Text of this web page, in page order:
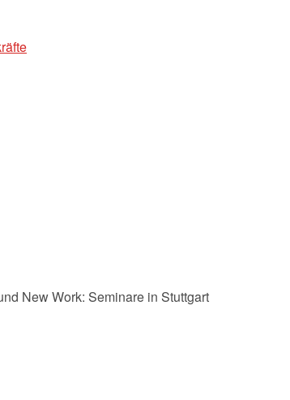
New Work: Seminare in Stuttgart